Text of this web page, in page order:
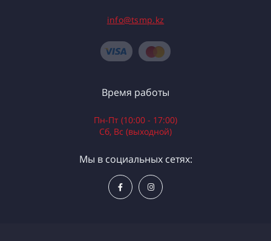
info@tsmp.kz
Время работы
Пн-Пт (10:00 - 17:00)
Сб, Вс (выходной)
Мы в социальных сетях: